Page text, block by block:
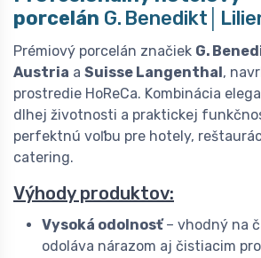
porcelán G.
Prémiový porcelán značiek G.
Austria a Suisse Langenthal ,
prostredie HoReCa. Kombinácia
dlhej životnosti a praktickej
perfektnú voľbu pre hotely,
catering.
Výhody produktov:
Vysoká odolnosť– vhodný na
odoláva nárazom aj čistiacim